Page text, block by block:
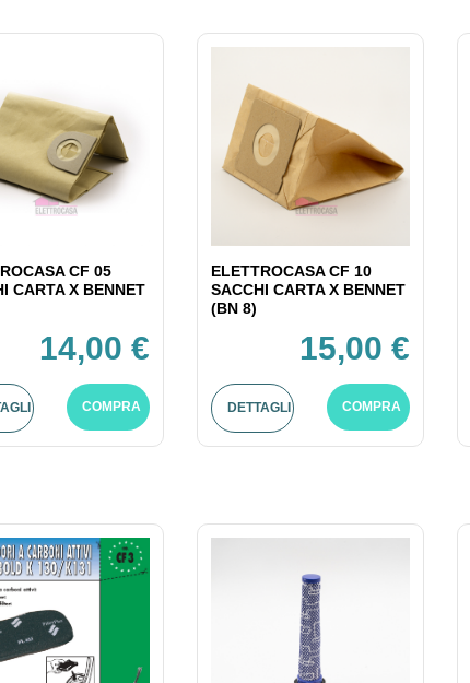
CF 05
CARTA X BENNET
14,00 €
COMPRA
ELETTROCASA CF 10
SACCHI CARTA X BENNET
(BN 8)
15,00 €
DETTAGLI COMPRA